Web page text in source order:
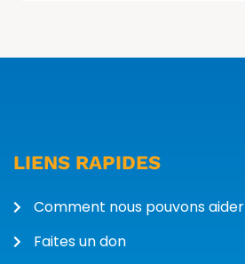
LIENS RAPIDES
Comment nous pouvons aider
Faites un don